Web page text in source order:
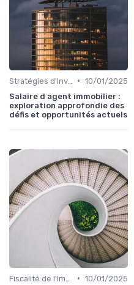
• 10/01/2025
Salaire d agent immobilier :
exploration approfondie des
défis et opportunités actuels
• 10/01/2025